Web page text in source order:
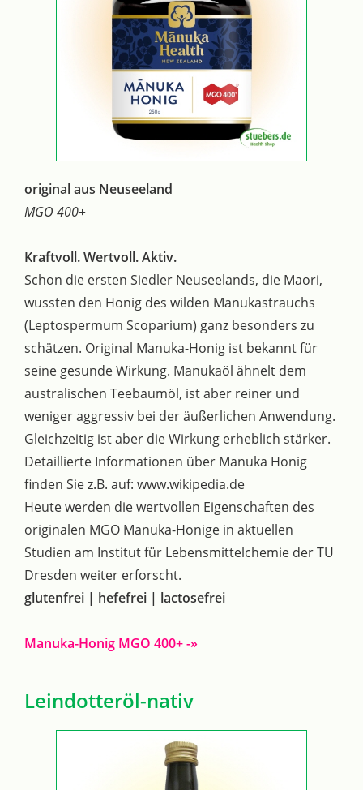
original aus Neuseeland
MGO 400+
Kraftvoll. Wertvoll. Aktiv.
Schon die ersten Siedler Neuseelands, die Maori,
wussten den Honig des wilden Manukastrauchs
(Leptospermum Scoparium) ganz besonders zu
schätzen. Original Manuka-Honig ist bekannt für
seine gesunde Wirkung. Manukaöl ähnelt dem
australischen Teebaumöl, ist aber reiner und
weniger aggressiv bei der äußerlichen Anwendung.
Gleichzeitig ist aber die Wirkung erheblich stärker.
Detaillierte Informationen über Manuka Honig
finden Sie z.B. auf: www.wikipedia.de
Heute werden die wertvollen Eigenschaften des
originalen MGO Manuka-Honige in aktuellen
Studien am Institut für Lebensmittelchemie der TU
Dresden weiter erforscht.
glutenfrei | hefefrei | lactosefrei
Manuka-Honig MGO 400+ -»
Leindotteröl-nativ